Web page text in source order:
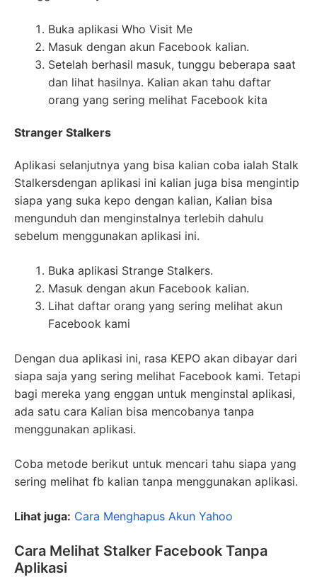
Buka aplikasi Who Visit Me
Masuk dengan akun Facebook kalian.
Setelah berhasil masuk, tunggu beberapa saat
dan lihat hasilnya. Kalian akan tahu daftar
orang yang sering melihat Facebook kita
Stranger Stalkers
Aplikasi selanjutnya yang bisa kalian coba ialah Stalk
Stalkersdengan aplikasi ini kalian juga bisa mengintip
siapa yang suka kepo dengan kalian, Kalian bisa
mengunduh dan menginstalnya terlebih dahulu
sebelum menggunakan aplikasi ini.
Buka aplikasi Strange Stalkers.
Masuk dengan akun Facebook kalian.
Lihat daftar orang yang sering melihat akun
Facebook kami
Dengan dua aplikasi ini, rasa KEPO akan dibayar dari
siapa saja yang sering melihat Facebook kami. Tetapi
bagi mereka yang enggan untuk menginstal aplikasi,
ada satu cara Kalian bisa mencobanya tanpa
menggunakan aplikasi.
Coba metode berikut untuk mencari tahu siapa yang
sering melihat fb kalian tanpa menggunakan aplikasi.
Lihat juga: Cara Menghapus Akun Yahoo
Cara Melihat Stalker Facebook Tanpa
Aplikasi